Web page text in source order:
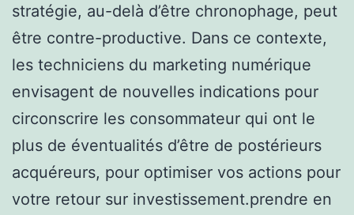
stratégie, au-delà d’être chronophage, peut
être contre-productive. Dans ce contexte,
les techniciens du marketing numérique
envisagent de nouvelles indications pour
circonscrire les consommateur qui ont le
plus de éventualités d’être de postérieurs
acquéreurs, pour optimiser vos actions pour
votre retour sur investissement.prendre en